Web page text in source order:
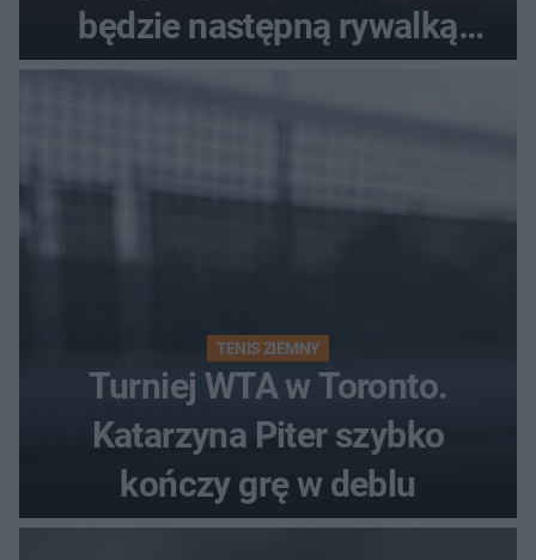
będzie następną rywalką
TENIS ZIEMNY
Turniej WTA w Toronto.
Katarzyna Piter szybko
kończy grę w deblu